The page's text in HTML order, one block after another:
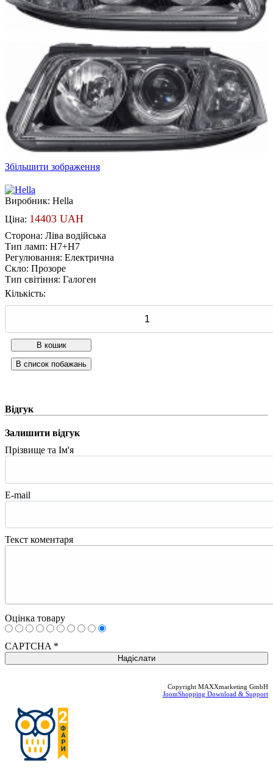
Збільшити зображення
Виробник: Hella
Ціна: 14403 UAH
Сторона: Ліва водійська
Тип ламп: H7+H7
Регулювання: Електрична
Скло: Прозоре
Тип світіння: Галоген
Кількість:
Відгук
Залишити відгук
Прізвище та Ім'я
E-mail
Текст коментаря
Оцінка товару
CAPTCHA *
Copyright MAXXmarketing GmbH
JoomShopping Download & Support